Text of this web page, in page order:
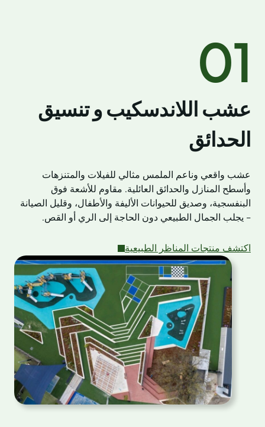
01
عشب اللاندسكيب و تنسيق
الحدائق
عشب واقعي وناعم الملمس مثالي للفيلات والمتنزهات
وأسطح المنازل والحدائق العائلية. مقاوم للأشعة فوق
البنفسجية، وصديق للحيوانات الأليفة والأطفال، وقليل الصيانة
- يجلب الجمال الطبيعي دون الحاجة إلى الري أو القص.
اكتشف منتجات المناظر الطبيعية